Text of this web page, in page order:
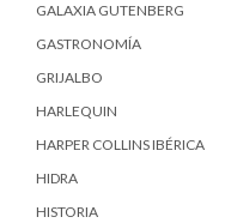
GALAXIA GUTENBERG
GASTRONOMÍA
GRIJALBO
HARLEQUIN
HARPER COLLINS IBÉRICA
HIDRA
HISTORIA